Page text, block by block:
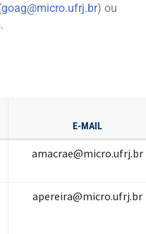
goag@micro.ufrj.br) ou
E-MAIL
amacrae@micro.ufrj.br
apereira@micro.ufrj.br